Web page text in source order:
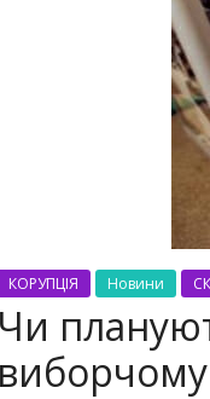
КОРУПЦІЯ Новини
Чи
виборчому